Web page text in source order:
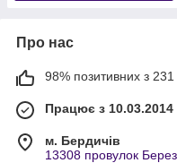
Про нас
98% позитивних з 231
Працює з 10.03.2014
м. Бердичів
13308 провулок